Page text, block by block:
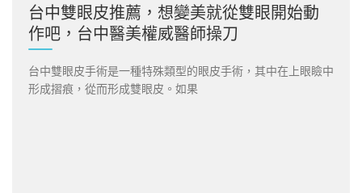
台中雙眼皮推薦，想變美就從雙眼開始動
作吧，台中醫美權威醫師操刀
台中雙眼皮手術是一種特殊類型的眼皮手術，其中在上眼瞼中
形成摺痕，從而形成雙眼皮。如果